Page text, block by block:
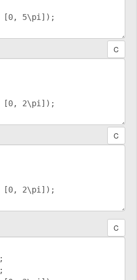
C
C
C